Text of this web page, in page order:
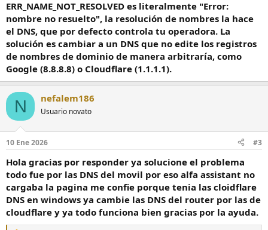
ERR_NAME_NOT_RESOLVED es literalmente "Error:
nombre no resuelto", la resolución de nombres la hace
el DNS, que por defecto controla tu operadora. La
solución es cambiar a un DNS que no edite los registros
de nombres de dominio de manera arbitraría, como
Google (8.8.8.8) o Cloudflare (1.1.1.1).
N nefalem186
Usuario novato
10 Ene 2026 #3
Hola gracias por responder ya solucione el problema
todo fue por las DNS del movil por eso alfa assistant no
cargaba la pagina me confie porque tenia las cloidflare
DNS en windows ya cambie las DNS del router por las de
cloudflare y ya todo funciona bien gracias por la ayuda.